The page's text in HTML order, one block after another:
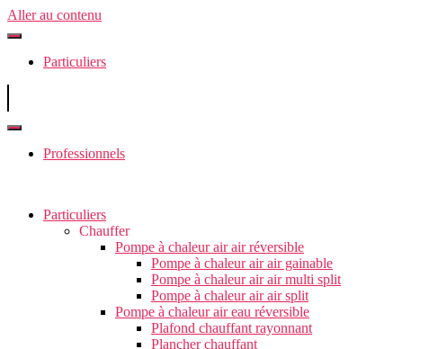
Aller au contenu
Particuliers
Professionnels
Particuliers
Chauffer
Pompe à chaleur air air réversible
Pompe à chaleur air air gainable
Pompe à chaleur air air multi split
Pompe à chaleur air air split
Pompe à chaleur air eau réversible
Plafond chauffant rayonnant
Plancher chauffant